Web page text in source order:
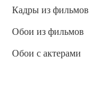
Кадры из фильмов
Обои из фильмов
Обои с актерами